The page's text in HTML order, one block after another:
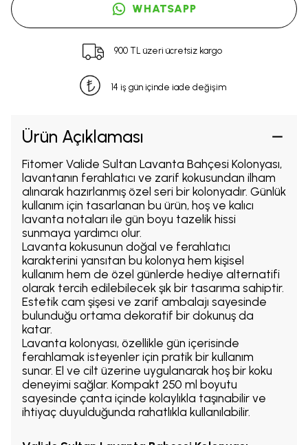
WHATSAPP
900 TL üzeri ücretsiz kargo
14 iş gün içinde iade değişim
Ürün Açıklaması
Fitomer Valide Sultan Lavanta Bahçesi Kolonyası,
lavantanın ferahlatıcı ve zarif kokusundan ilham
alınarak hazırlanmış özel seri bir kolonyadır. Günlük
kullanım için tasarlanan bu ürün, hoş ve kalıcı
lavanta notaları ile gün boyu tazelik hissi
sunmaya yardımcı olur.
Lavanta kokusunun doğal ve ferahlatıcı
karakterini yansıtan bu kolonya hem kişisel
kullanım hem de özel günlerde hediye alternatifi
olarak tercih edilebilecek şık bir tasarıma sahiptir.
Estetik cam şişesi ve zarif ambalajı sayesinde
bulunduğu ortama dekoratif bir dokunuş da
katar.
Lavanta kolonyası, özellikle gün içerisinde
ferahlamak isteyenler için pratik bir kullanım
sunar. El ve cilt üzerine uygulanarak hoş bir koku
deneyimi sağlar. Kompakt 250 ml boyutu
sayesinde çanta içinde kolaylıkla taşınabilir ve
ihtiyaç duyulduğunda rahatlıkla kullanılabilir.